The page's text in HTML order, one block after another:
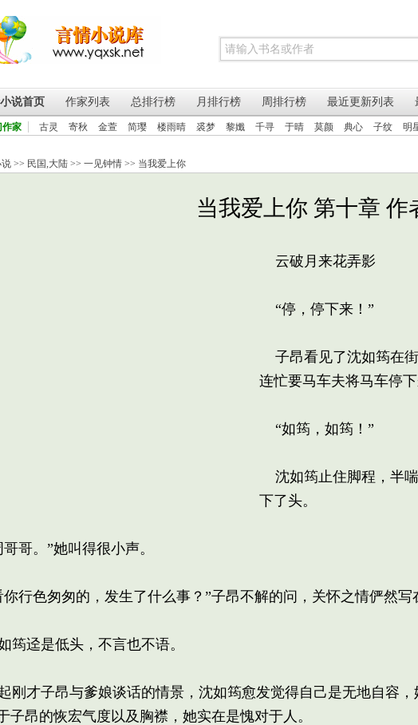
说首页 作家列表 总排行榜 月排行榜 周排行榜 最近更新列表
作家 古灵 寄秋 金萱 简璎 楼雨晴 裘梦 黎孅 千寻 于晴 莫颜 典心 子纹 明
>> 民国,大陆 >> 一见钟情 >> 当我爱上你
当我爱上你 第十章 作
云破月来花弄影
“停，停下来！”
子昂看见了沈如筠在
连忙要马车夫将马车停
“如筠，如筠！”
沈如筠止住脚程，半
下了头。
哥。”她叫得很小声。
行色匆匆的，发生了什么事？”子昂不解的问，关怀之情俨然写
筠迳是低头，不言也不语。
刚才子昂与爹娘谈话的情景，沈如筠愈发觉得自己是无地自容，
子昂的恢宏气度以及胸襟，她实在是愧对于人。